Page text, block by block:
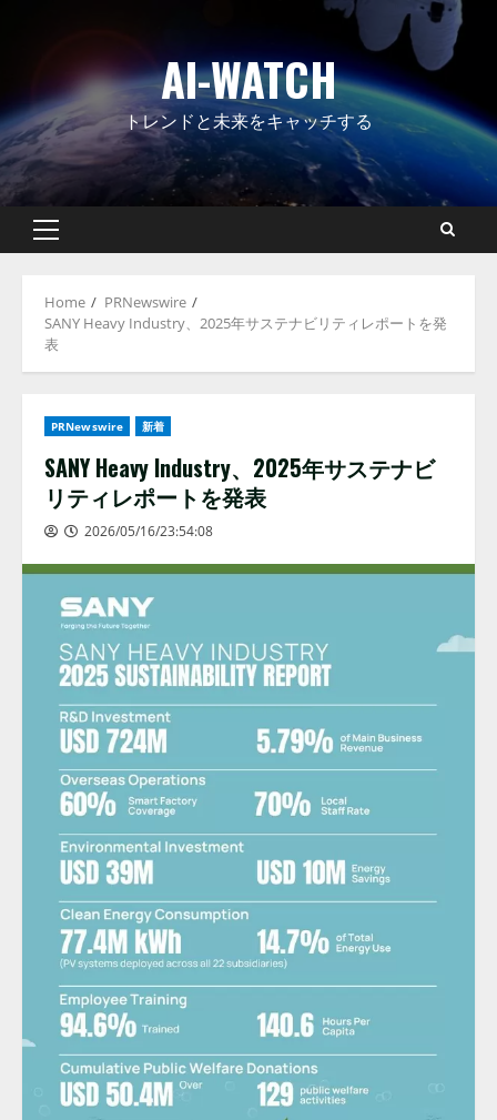
AI-WATCH
トレンドと未来をキャッチする
Primary
Home
PRNewswire
SANY Heavy Industry、2025年サステナビリティレポートを発
表
PRNewswire 新着
SANY Heavy Industry、2025年サステナビ
リティレポートを発表
2026/05/16/23:54:08